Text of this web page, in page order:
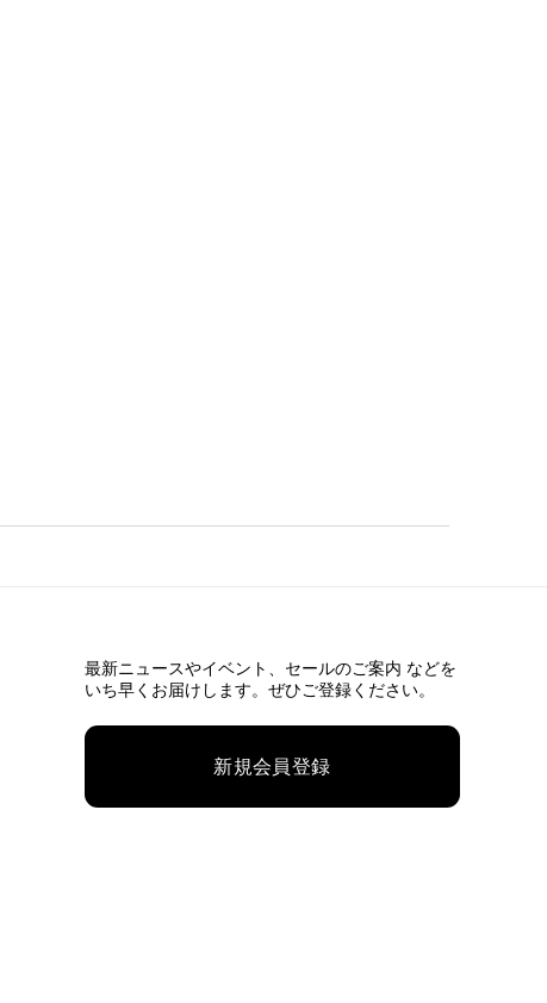
最新ニュースやイベント、 セールのご案内 などを
いち早くお届けします。ぜひご登録ください。
新規会員登録